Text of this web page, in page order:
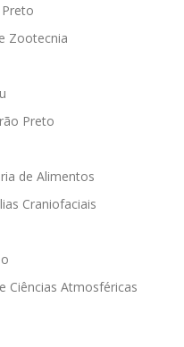
Zootecnia
Preto
de Alimentos
Craniofaciais
Ciências Atmosféricas